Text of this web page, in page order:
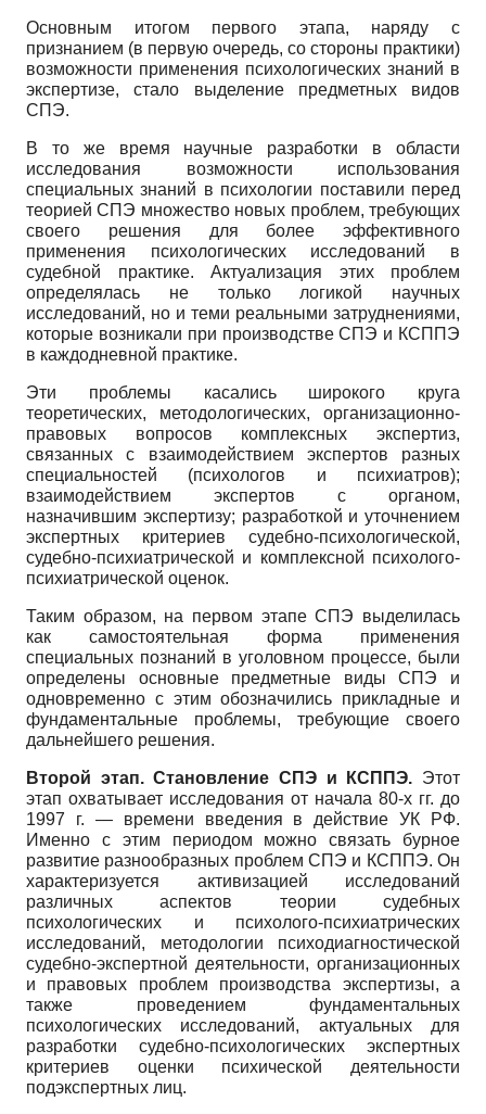
Основным итогом первого этапа, наряду с
признанием (в первую очередь, со стороны практики)
возможности применения психологических знаний в
экспертизе, стало выделение предметных видов
СПЭ.
В то же время научные разработки в области
исследования возможности использования
специальных знаний в психологии поставили перед
теорией СПЭ множество новых проблем, требующих
своего решения для более эффективного
применения психологических исследований в
судебной практике. Актуализация этих проблем
определялась не только логикой научных
исследований, но и теми реальными затруднениями,
которые возникали при производстве СПЭ и КСППЭ
в каждодневной практике.
Эти проблемы касались широкого круга
теоретических, методологических, организационно-
правовых вопросов комплексных экспертиз,
связанных с взаимодействием экспертов разных
специальностей (психологов и психиатров);
взаимодействием экспертов с органом,
назначившим экспертизу; разработкой и уточнением
экспертных критериев судебно-психологической,
судебно-психиатрической и комплексной психолого-
психиатрической оценок.
Таким образом, на первом этапе СПЭ выделилась
как самостоятельная форма применения
специальных познаний в уголовном процессе, были
определены основные предметные виды СПЭ и
одновременно с этим обозначились прикладные и
фундаментальные проблемы, требующие своего
дальнейшего решения.
Второй этап. Становление СПЭ и КСППЭ. Этот
этап охватывает исследования от начала 80-х гг. до
1997 г. — времени введения в действие УК РФ.
Именно с этим периодом можно связать бурное
развитие разнообразных проблем СПЭ и КСППЭ. Он
характеризуется активизацией исследований
различных аспектов теории судебных
психологических и психолого-психиатрических
исследований, методологии психодиагностической
судебно-экспертной деятельности, организационных
и правовых проблем производства экспертизы, а
также проведением фундаментальных
психологических исследований, актуальных для
разработки судебно-психологических экспертных
критериев оценки психической деятельности
подэкспертных лиц.